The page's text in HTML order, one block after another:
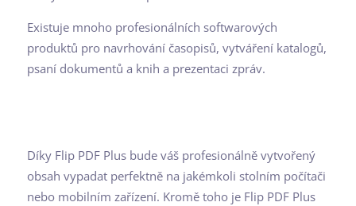
Existuje mnoho profesionálních softwarových
produktů pro navrhování časopisů, vytváření katalogů,
psaní dokumentů a knih a prezentaci zpráv.
Díky Flip PDF Plus bude váš profesionálně vytvořený
obsah vypadat perfektně na jakémkoli stolním počítači
nebo mobilním zařízení. Kromě toho je Flip PDF Plus